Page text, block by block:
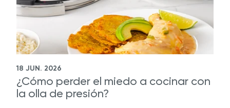
18 JUN. 2026
¿Cómo perder el miedo a cocinar con
la olla de presión?